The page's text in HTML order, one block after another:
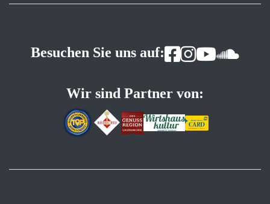
Besuchen Sie uns auf:
Wir sind Partner von: